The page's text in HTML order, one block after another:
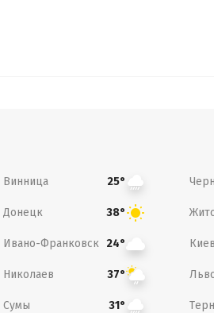
Винница 25°
Донецк 38°
Ивано-Франковск 24° Киев
Николаев 37°
Сумы 31°